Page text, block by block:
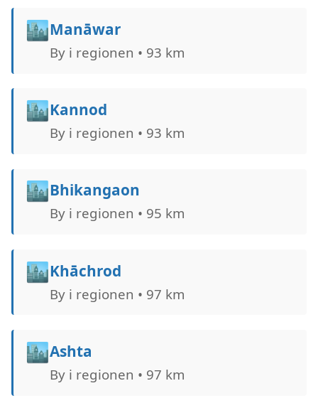
🏙️Manāwar
By i regionen • 93 km
🏙️Kannod
By i regionen • 93 km
🏙️Bhikangaon
By i regionen • 95 km
🏙️Khāchrod
By i regionen • 97 km
🏙️Ashta
By i regionen • 97 km